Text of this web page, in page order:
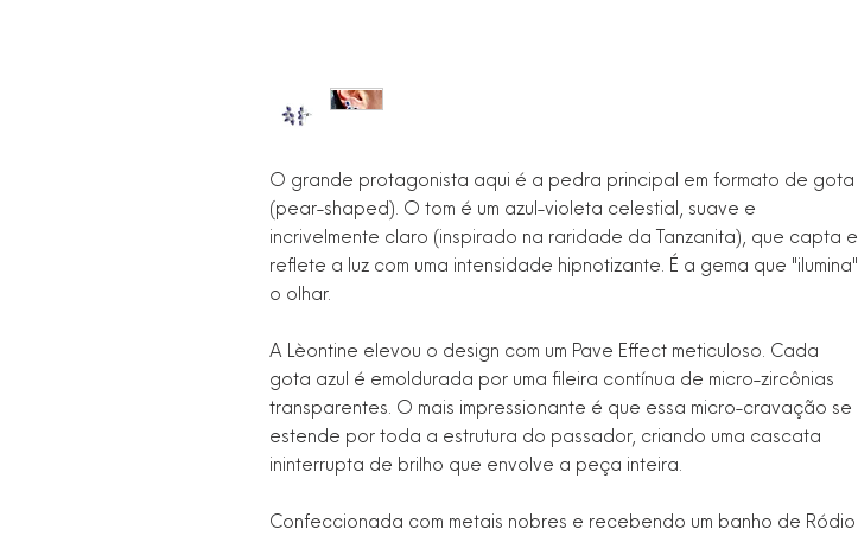
O grande protagonista aqui é a pedra principal em formato de gota
(pear-shaped). O tom é um azul-violeta celestial, suave e
incrivelmente claro (inspirado na raridade da Tanzanita), que capta e
reflete a luz com uma intensidade hipnotizante. É a gema que "ilumina"
o olhar.
A Lèontine elevou o design com um Pave Effect meticuloso. Cada
gota azul é emoldurada por uma fileira contínua de micro-zircônias
transparentes. O mais impressionante é que essa micro-cravação se
estende por toda a estrutura do passador, criando uma cascata
ininterrupta de brilho que envolve a peça inteira.
Confeccionada com metais nobres e recebendo um banho de Ródio